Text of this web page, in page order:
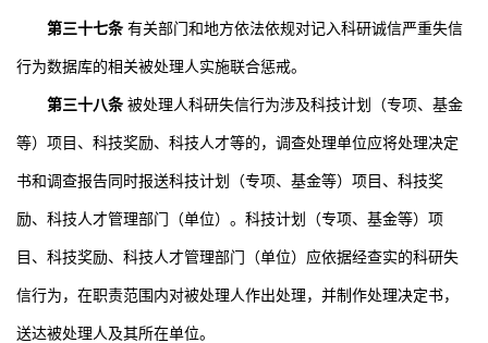
第三十七条 有关部门和地方依法依规对记入科研诚信严重失信
行为数据库的相关被处理人实施联合惩戒。
第三十八条 被处理人科研失信行为涉及科技计划（专项、基金
等）项目、科技奖励、科技人才等的，调查处理单位应将处理决定
书和调查报告同时报送科技计划（专项、基金等）项目、科技奖
励、科技人才管理部门（单位）。科技计划（专项、基金等）项
目、科技奖励、科技人才管理部门（单位）应依据经查实的科研失
信行为，在职责范围内对被处理人作出处理，并制作处理决定书，
送达被处理人及其所在单位。